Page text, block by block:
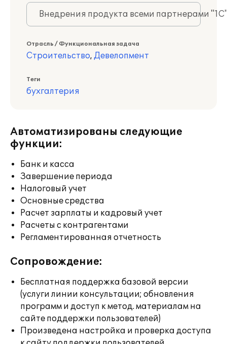
Внедрения продукта всеми партнерами
Отрасль / Функциональная задача
Строительство, Девелопмент
Теги
бухгалтерия
Автоматизированы следующие
функции:
Банк и касса
Завершение периода
Налоговый учет
Основные средства
Расчет зарплаты и кадровый учет
Расчеты с контрагентами
Регламентированная отчетность
Сопровождение:
Бесплатная поддержка базовой версии
(услуги линии консультации; обновления
программ и доступ к метод. материалам на
сайте поддержки пользователей)
Произведена настройка и проверка доступа